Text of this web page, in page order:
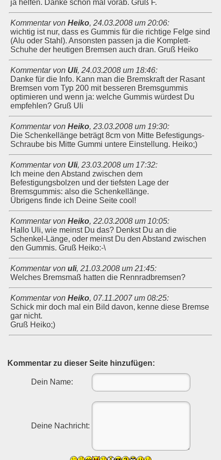
ja helfen. Danke schon mal vorab. Gruß F.
Kommentar von Heiko, 24.03.2008 um 20:06:
wichtig ist nur, dass es Gummis für die richtige Felge sind
(Alu oder Stahl). Ansonsten passen ja die Komplett-
Schuhe der heutigen Bremsen auch dran. Gruß Heiko
Kommentar von Uli, 24.03.2008 um 18:46:
Danke für die Info. Kann man die Bremskraft der Rasant
Bremsen vom Typ 200 mit besseren Bremsgummis
optimieren und wenn ja: welche Gummis würdest Du
empfehlen? Gruß Uli
Kommentar von Heiko, 23.03.2008 um 19:30:
Die Schenkellänge beträgt 8cm von Mitte Befestigungs-
Schraube bis Mitte Gummi untere Einstellung. Heiko;)
Kommentar von Uli, 23.03.2008 um 17:32:
Ich meine den Abstand zwischen dem
Befestigungsbolzen und der tiefsten Lage der
Bremsgummis: also die Schenkellänge.
Übrigens finde ich Deine Seite cool!
Kommentar von Heiko, 22.03.2008 um 10:05:
Hallo Uli, wie meinst Du das? Denkst Du an die
Schenkel-Länge, oder meinst Du den Abstand zwischen
den Gummis. Gruß Heiko:-\
Kommentar von uli, 21.03.2008 um 21:45:
Welches Bremsmaß hatten die Rennradbremsen?
Kommentar von Heiko, 07.11.2007 um 08:25:
Schick mir doch mal ein Bild davon, kenne diese Bremse
gar nicht.
Gruß Heiko;)
Kommentar zu dieser Seite hinzufügen:
Dein Name:
Deine Nachricht: